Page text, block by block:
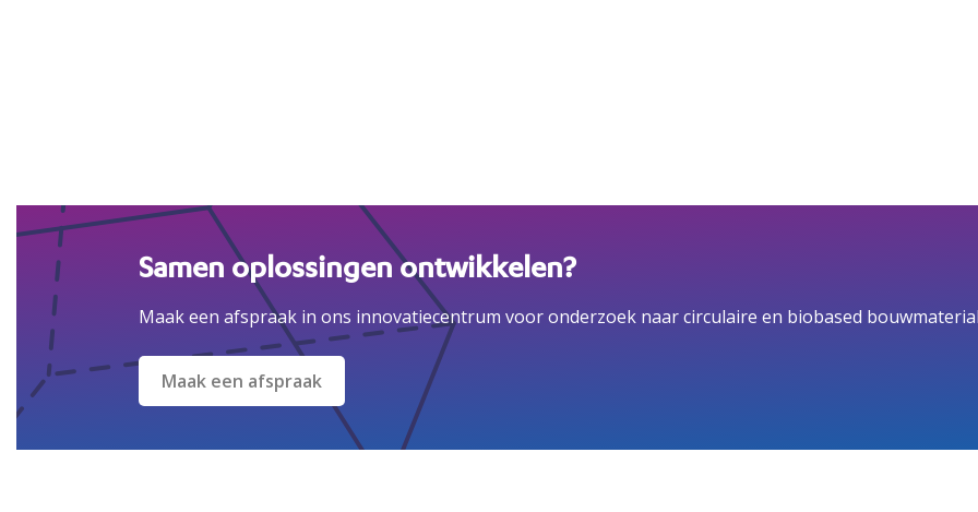
Samen oplossingen ontwikkelen?
Maak een afspraak in ons innovatiecentrum voor onderzoek naar circulaire en biobased
Maak een afspraak